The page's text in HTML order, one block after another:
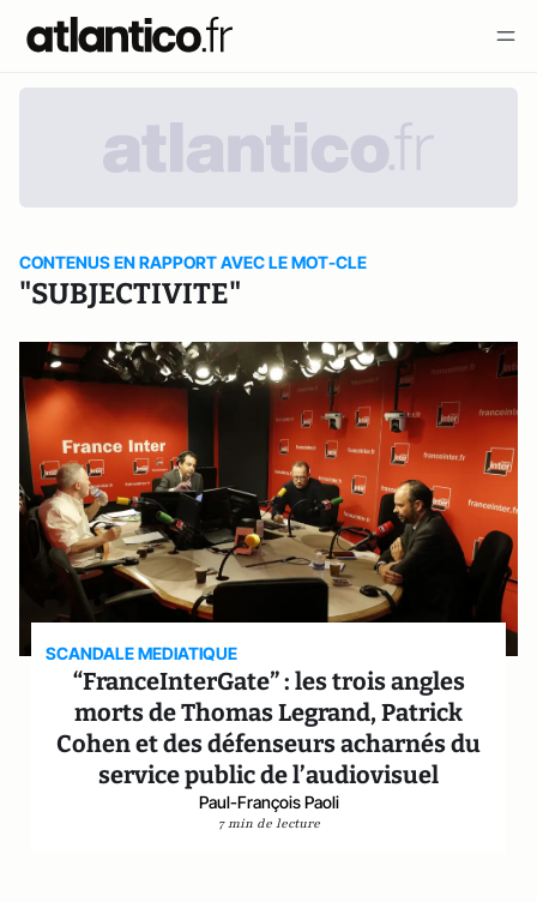
CONTENUS EN RAPPORT AVEC LE MOT-CLE
"SUBJECTIVITE"
SCANDALE MEDIATIQUE
“FranceInterGate” : les trois angles
morts de Thomas Legrand, Patrick
Cohen et des défenseurs acharnés du
service public de l’audiovisuel
Paul-François Paoli
7 min de lecture